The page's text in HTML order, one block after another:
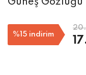
Güneş Gözlüğü
%15 indirim